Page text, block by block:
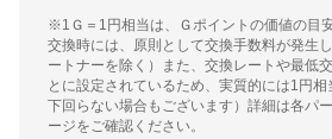
※1Ｇ＝1円相当は、Ｇポイントの価値の目
交換時には、原則として交換手数料が発生
ートナーを除く）また、交換レートや最低
とに設定されているため、実質的には1円
下回らない場合もございます）詳細は各パ
ージをご確認ください。